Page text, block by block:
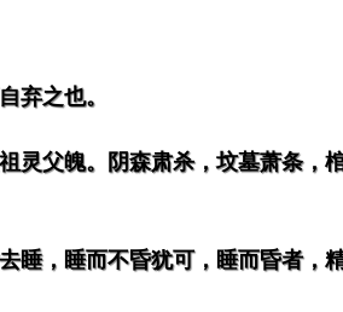
弃之也。
灵父魄。阴森肃杀，坟墓萧条，
睡，睡而不昏犹可，睡而昏者，